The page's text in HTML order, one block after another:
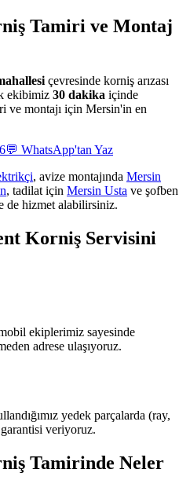
Tamiri ve Montaj
çevresinde korniş arızası
ekibimiz 30 dakika içinde
ve montajı için Mersin'in en
💬 WhatsApp'tan Yaz
, avize montajında Mersin
, tadilat için Mersin Usta ve şofben
de hizmet alabilirsiniz.
Korniş Servisini
ekiplerimiz sayesinde
adrese ulaşıyoruz.
yedek parçalarda (ray,
veriyoruz.
Tamirinde Neler